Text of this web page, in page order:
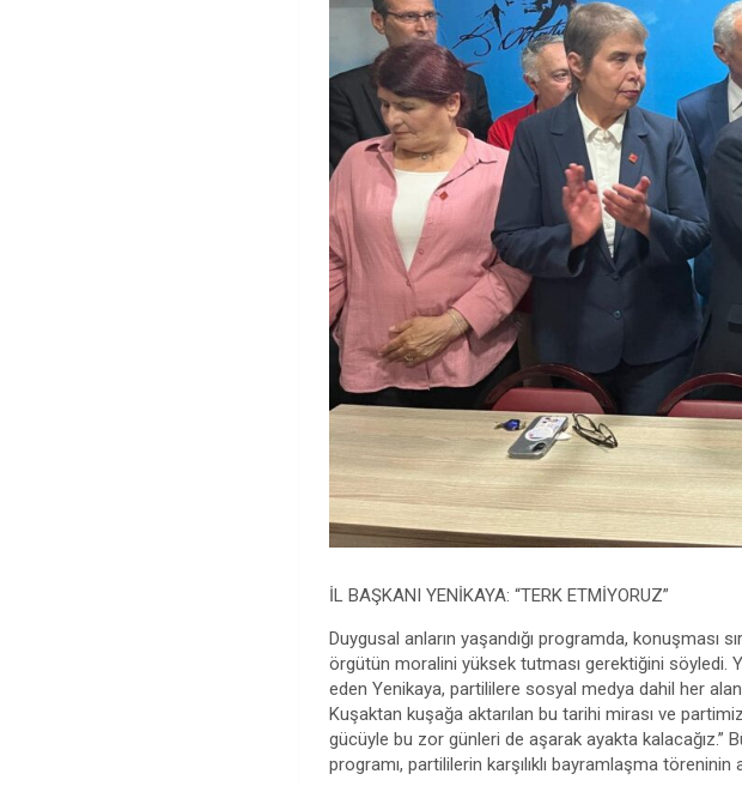
İL BAŞKANI YENİKAYA: “TERK ETMİYORUZ”
Duygusal anların yaşandığı programda, konuşması
örgütün moralini yüksek tutması gerektiğini söyledi.
eden Yenikaya, partililere sosyal medya dahil her
Kuşaktan kuşağa aktarılan bu tarihi mirası ve
gücüyle bu zor günleri de aşarak ayakta kalacağız.”
programı, partililerin karşılıklı bayramlaşma töreninin